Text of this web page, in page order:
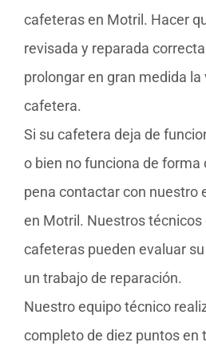
cafeteras en Motril. Hacer
revisada y reparada
prolongar en gran medida la
cafetera.
Si su cafetera deja de
o bien no funciona de forma
pena contactar con nuestro
en Motril. Nuestros técnicos
cafeteras pueden evaluar
un trabajo de reparación.
Nuestro equipo técnico
completo de diez puntos en